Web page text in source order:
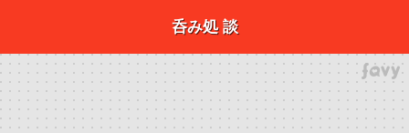
呑み処 談